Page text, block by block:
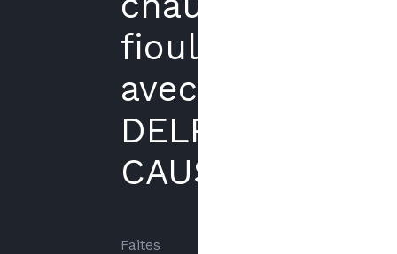
fioul
avec
DELPECH
CAUSSADE
Faites